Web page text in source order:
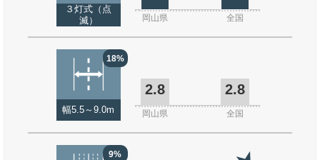
３灯式（点
滅）
岡山県 全国
18%
幅5.5～9.0m
2.8 2.8
岡山県 全国
9%